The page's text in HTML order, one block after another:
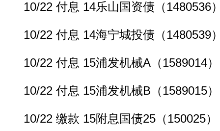
10/22 付息 14乐山国资债（1480536
10/22 付息 14海宁城投债（1480539
10/22 付息 15浦发机械A（1589014）
10/22 付息 15浦发机械B（1589015）
10/22 缴款 15附息国债25（150025）